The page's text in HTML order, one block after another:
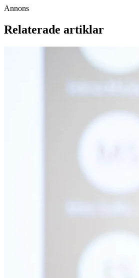
Annons
Relaterade artiklar